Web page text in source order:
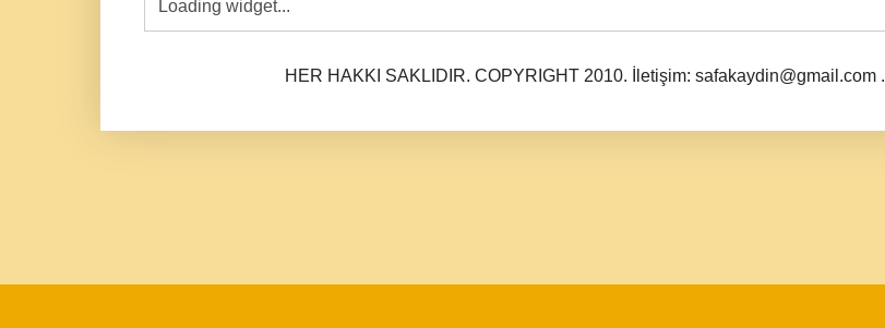
HER HAKKI SAKLIDIR. COPYRIGHT 2010. İletişim: safakaydin@gmail.com .